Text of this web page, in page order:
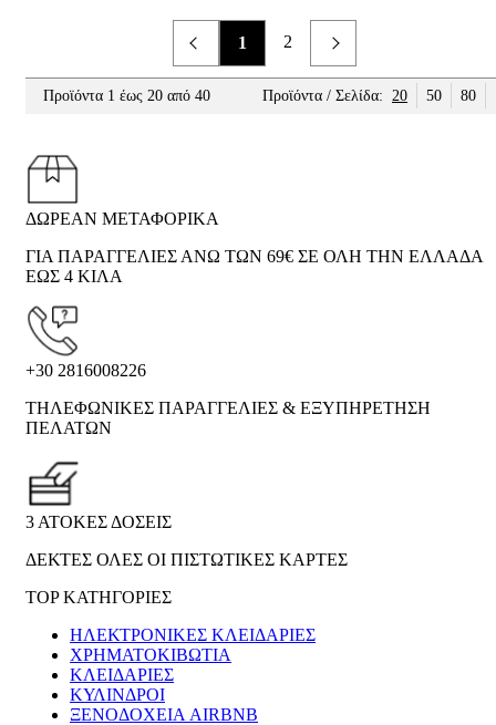
Προηγούμενο
1 2
Επόμενο
Προϊόντα 1 έως 20 από 40 Προϊόντα / Σελίδα: 20 50 80
ΔΩΡΕΑΝ ΜΕΤΑΦΟΡΙΚΑ
ΓΙΑ ΠΑΡΑΓΓΕΛΙΕΣ ΑΝΩ ΤΩΝ 69€ ΣΕ ΟΛΗ ΤΗΝ ΕΛΛΑΔΑ
ΕΩΣ 4 ΚΙΛΑ
+30 2816008226
ΤΗΛΕΦΩΝΙΚΕΣ ΠΑΡΑΓΓΕΛΙΕΣ & ΕΞΥΠΗΡΕΤΗΣΗ
ΠΕΛΑΤΩΝ
3 ΑΤΟΚΕΣ ΔΟΣΕΙΣ
ΔΕΚΤΕΣ ΟΛΕΣ ΟΙ ΠΙΣΤΩΤΙΚΕΣ ΚΑΡΤΕΣ
TOP ΚΑΤΗΓΟΡΙΕΣ
ΗΛΕΚΤΡΟΝΙΚΈΣ ΚΛΕΙΔΑΡΙΈΣ
ΧΡΗΜΑΤΟΚΙΒΏΤΙΑ
ΚΛΕΙΔΑΡΙΈΣ
ΚΎΛΙΝΔΡΟΙ
ΞΕΝΟΔΟΧΕΊΑ AIRBNB